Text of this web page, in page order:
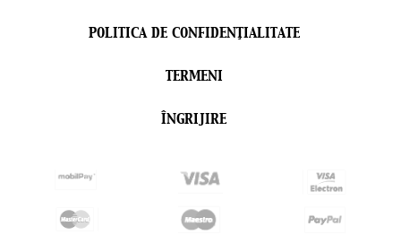
POLITICA DE CONFIDENŢIALITATE
TERMENI
ÎNGRIJIRE